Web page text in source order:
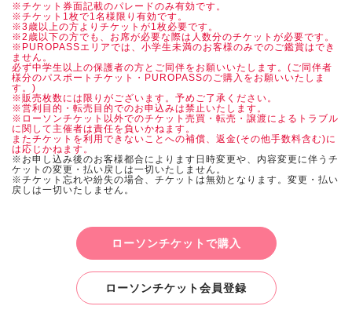
※チケット券面記載のパレードのみ有効です。
※チケット1枚で1名様限り有効です。
※3歳以上の方よりチケットが1枚必要です。
※2歳以下の方でも、お席が必要な際は人数分のチケットが必要です。
※PUROPASSエリアでは、小学生未満のお客様のみでのご鑑賞はでき
ません。
必ず中学生以上の保護者の方とご同伴をお願いいたします。(ご同伴者
様分のパスポートチケット・PUROPASSのご購入をお願いいたしま
す。)
※販売枚数には限りがございます。予めご了承ください。
※営利目的・転売目的でのお申込みは禁止いたします。
※ローソンチケット以外でのチケット売買・転売・譲渡によるトラブル
に関して主催者は責任を負いかねます。
またチケットを利用できないことへの補償、返金(その他手数料含む)に
は応じかねます。
※お申し込み後のお客様都合によります日時変更や、内容変更に伴うチ
ケットの変更・払い戻しは一切いたしません。
※チケット忘れや紛失の場合、チケットは無効となります。変更・払い
戻しは一切いたしません。
ローソンチケットで購入
ローソンチケット会員登録